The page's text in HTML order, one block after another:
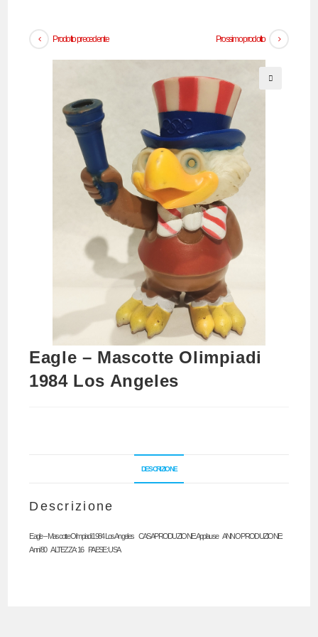
Prodotto precedente Prossimo prodotto
Eagle – Mascotte Olimpiadi
1984 Los Angeles
DESCRIZIONE
Descrizione
Eagle – Mascotte Olimpiadi 1984 Los Angeles CASA PRODUZIONE: Applause ANNO PRODUZIONE:
Anni ‘80 ALTEZZA: 16 PAESE: USA